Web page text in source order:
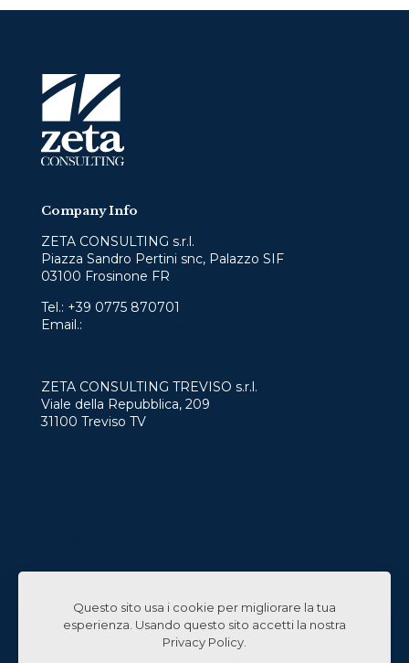
Company Info
ZETA CONSULTING s.r.l.
Piazza Sandro Pertini snc, Palazzo SIF
03100 Frosinone FR
Tel.: +39 0775 870701
Email.:
ZETA CONSULTING TREVISO s.r.l.
Viale della Repubblica, 209
31100 Treviso TV
Lavora con Noi
Linked In
Questo sito usa i cookie per migliorare la tua
esperienza. Usando questo sito accetti la nostra
Privacy Policy